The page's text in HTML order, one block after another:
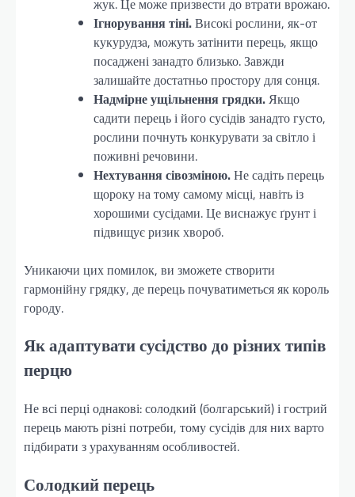
Ігнорування тіні.Високі рослини, як-от
кукурудза, можуть затінити перець, якщо
посаджені занадто близько. Завжди
залишайте достатньо простору для сонця.
Надмірне ущільнення грядки.Якщо
садити перець і його сусідів занадто густо,
рослини почнуть конкурувати за світло і
поживні речовини.
Нехтування сівозміною.Не садіть перець
щороку на тому самому місці, навіть із
хорошими сусідами. Це виснажує ґрунт і
підвищує ризик хвороб.
Уникаючи цих помилок, ви зможете створити
гармонійну грядку, де перець почуватиметься як король
городу.
Як адаптувати сусідство до різних типів
перцю
Не всі перці однакові: солодкий (болгарський) і гострий
перець мають різні потреби, тому сусідів для них варто
підбирати з урахуванням особливостей.
Солодкий перець